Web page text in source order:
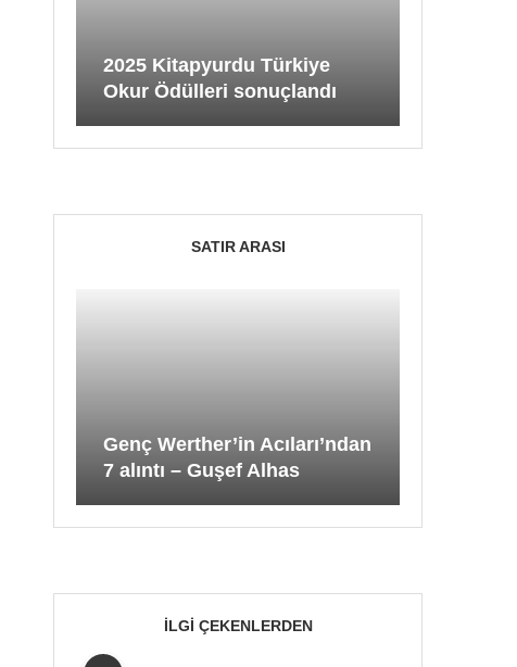
2025 Kitapyurdu Türkiye
Okur Ödülleri sonuçlandı
SATIR ARASI
Genç Werther’in Acıları’ndan
7 alıntı – Guşef Alhas
İLGI ÇEKENLERDEN